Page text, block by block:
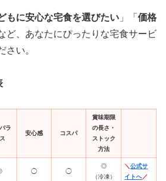
もに安心な宅食を選びたい 」「 価格
ど、あなたにぴったりな宅食サービ
さい。
ラ
安心感 コスパ
賞味期限
の長さ・
ストック
方法
◯ ◯
◎
（冷凍）
＼公式サ
イトへ／